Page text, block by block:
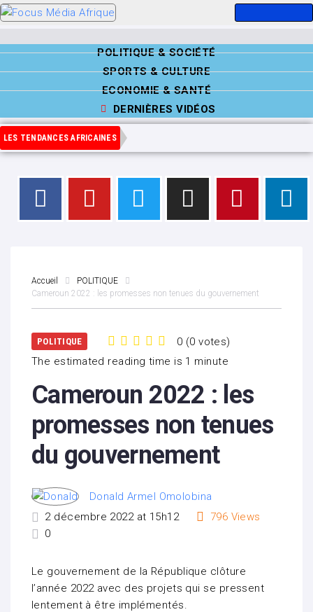
POLITIQUE & SOCIÉTÉ
SPORTS & CULTURE
ECONOMIE & SANTÉ
DERNIÈRES VIDÉOS
LES TENDANCES AFRICAINES
Accueil
POLITIQUE
Cameroun 2022 : les promesses non tenues du gouvernement
POLITIQUE 0 (0 votes)
The estimated reading time is 1 minute
Cameroun 2022 : les
promesses non tenues
du gouvernement
Donald Armel Omolobina
2 décembre 2022 at 15h12
796 Views
0
Le gouvernement de la République clôture
l’année 2022 avec des projets qui se pressent
lentement à être implémentés.